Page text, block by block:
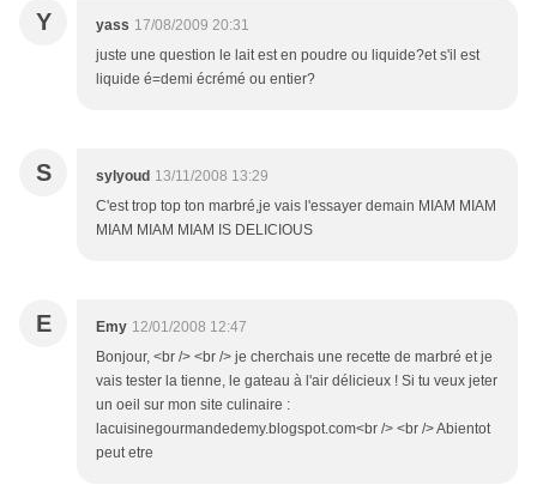
Y yass 17/08/2009 20:31
juste une question le lait est en poudre ou liquide?et s'il est
liquide é=demi écrémé ou entier?
S sylyoud 13/11/2008 13:29
C'est trop top ton marbré,je vais l'essayer demain MIAM MIAM
MIAM MIAM MIAM IS DELICIOUS
E Emy 12/01/2008 12:47
Bonjour, <br /> <br /> je cherchais une recette de marbré et je
vais tester la tienne, le gateau à l'air délicieux ! Si tu veux jeter
un oeil sur mon site culinaire :
lacuisinegourmandedemy.blogspot.com<br /> <br /> Abientot
peut etre